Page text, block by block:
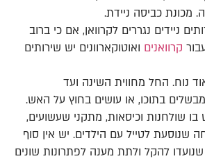
מכונת כביסה ניידת.
ניידים נגררים לקרוואן, אם כי ברוב
קרוואנים ואוטוקארוונים יש שירותים
נוח. החל מחווית השינה ועד
בתוכו, או עושים בחוץ על האש.
בו שולחנות וכיסאות, מתקני שעשועים,
לטייל עם הילדים. יש אין סוף
שנועדו להקל ולתת מענה לפתרונות שונים